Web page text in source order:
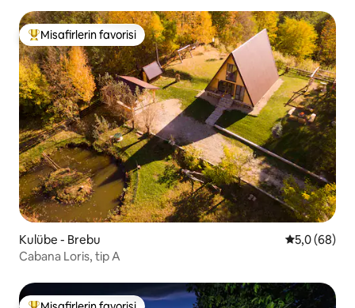
Misafirlerin favorilerinden en beğenilenler arasında
Misafirlerin favorisi
Kulübe - Brebu 5 üzerinden
5,0 (68)
Cabana Loris, tip A